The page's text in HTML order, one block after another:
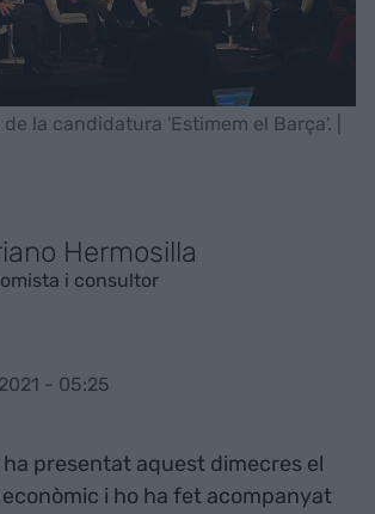
la candidatura 'Estimem el Barça'. |
Hermosilla
i consultor
- 05:25
ha presentat aquest dimecres el
i ho ha fet acompanyat